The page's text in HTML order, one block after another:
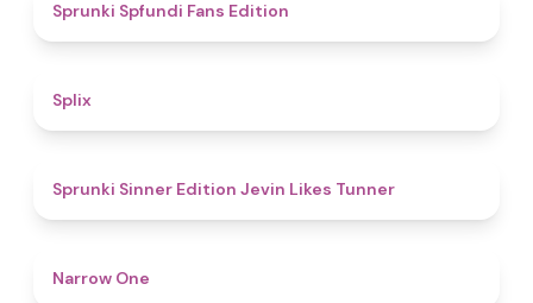
Sprunki Spfundi Fans Edition
Splix
Sprunki Sinner Edition Jevin Likes Tunner
Narrow One